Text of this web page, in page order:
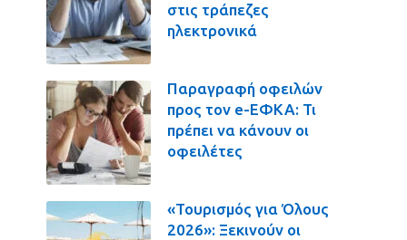
στις τράπεζες
ηλεκτρονικά
Παραγραφή οφειλών
προς τον e-ΕΦΚΑ: Τι
πρέπει να κάνουν οι
οφειλέτες
«Τουρισμός για Όλους
2026»: Ξεκινούν οι